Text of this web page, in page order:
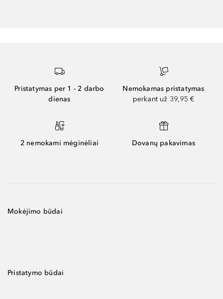
Pristatymas per 1 - 2 darbo
dienas
Nemokamas pristatymas
perkant už 39,95 €
2 nemokami mėginėliai Dovanų pakavimas
Mokėjimo būdai
Pristatymo būdai